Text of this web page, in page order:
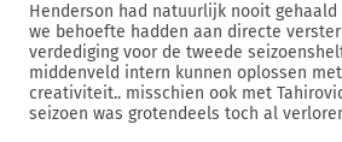
Henderson had natuurlijk nooit
we behoefte hadden aan directe
verdediging voor de tweede
middenveld intern kunnen oplossen
creativiteit.. misschien ook met
seizoen was grotendeels toch al